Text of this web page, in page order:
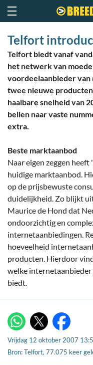
Telfort
Telfort biedt vanaf
het netwerk van
voordeelaanbieder
twee nieuwe
haalbare snelheid van
bellen naar vaste
extra.
Beste marktaanbod
Naar eigen zeggen
huidige marktaanbod.
op de prijsbewuste
duidelijkheid. Zo blijkt
Maurice de Hond dat
ondoorzichtig en
internetaanbiedingen.
hoeveelheid
producten. Hierdoor
welke
biedt.
WhatsApp
X Facebook
Vrijdag 12 oktober 2007
Bron: Telfort, 77.075 keer